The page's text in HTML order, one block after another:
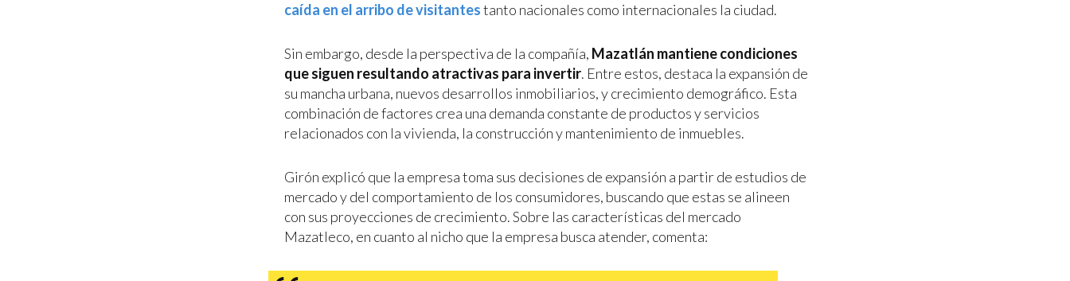
caída en el arribo de visitantestanto nacionales como internacionales la ciudad.
Sin embargo, desde la perspectiva de la compañía, Mazatlán mantiene condiciones
que siguen resultando atractivas para invertir. Entre estos, destaca la expansión de
su mancha urbana, nuevos desarrollos inmobiliarios, y crecimiento demográfico. Esta
combinación de factores crea una demanda constante de productos y servicios
relacionados con la vivienda, la construcción y mantenimiento de inmuebles.
Girón explicó que la empresa toma sus decisiones de expansión a partir de estudios de
mercado y del comportamiento de los consumidores, buscando que estas se alineen
con sus proyecciones de crecimiento. Sobre las características del mercado
Mazatleco, en cuanto al nicho que la empresa busca atender, comenta: